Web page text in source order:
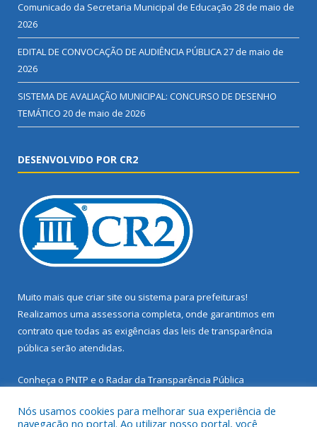
Comunicado da Secretaria Municipal de Educação 28 de maio de
2026
EDITAL DE CONVOCAÇÃO DE AUDIÊNCIA PÚBLICA27 de maio de
2026
SISTEMA DE AVALIAÇÃO MUNICIPAL: CONCURSO DE DESENHO
TEMÁTICO 20 de maio de 2026
DESENVOLVIDO POR CR2
Muito mais que criar site ou sistema para prefeituras!
Realizamos uma assessoria completa, onde garantimos em
contrato que todas as exigências das leis de transparência
pública serão atendidas.
Conheça o PNTP e o Radar da Transparência Pública
Nós usamos cookies para melhorar sua experiência de
navegação no portal. Ao utilizar nosso portal, você